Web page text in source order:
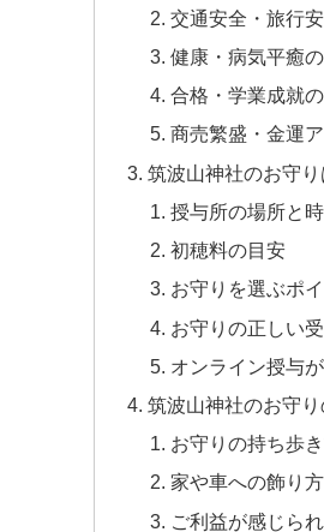
交通安全・旅行
健康・病気平癒
合格・学業成就
商売繁盛・金運
筑波山神社のお守
授与所の場所と
初穂料の目安
お守りを選ぶポ
お守りの正しい
オンライン授与
筑波山神社のお守
お守りの持ち歩
家や車への飾り方
ご利益が感じら